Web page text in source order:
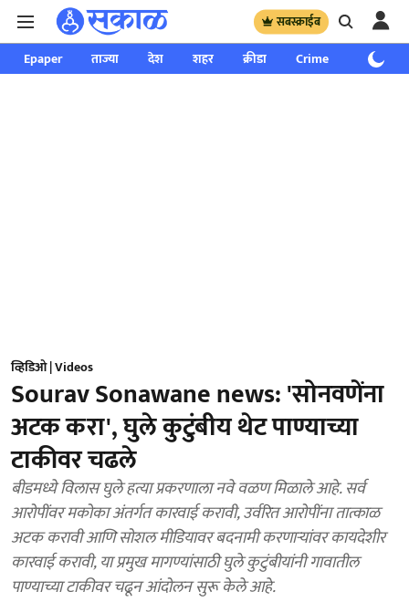
सबस्क्राईब
Epaper ताज्या देश शहर क्रीडा Crime साप्ताहिक
व्हिडिओ | Videos
Sourav Sonawane news: 'सोनवणेंना
अटक करा', घुले कुटुंबीय थेट पाण्याच्या
टाकीवर चढले
बीडमध्ये विलास घुले हत्या प्रकरणाला नवे वळण मिळाले आहे. सर्व
आरोपींवर मकोका अंतर्गत कारवाई करावी, उर्वरित आरोपींना तात्काळ
अटक करावी आणि सोशल मीडियावर बदनामी करणाऱ्यांवर कायदेशीर
कारवाई करावी, या प्रमुख मागण्यांसाठी घुले कुटुंबीयांनी गावातील
पाण्याच्या टाकीवर चढून आंदोलन सुरू केले आहे.